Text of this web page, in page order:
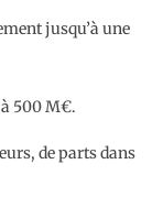
jusqu’à une
500 M€.
de parts dans